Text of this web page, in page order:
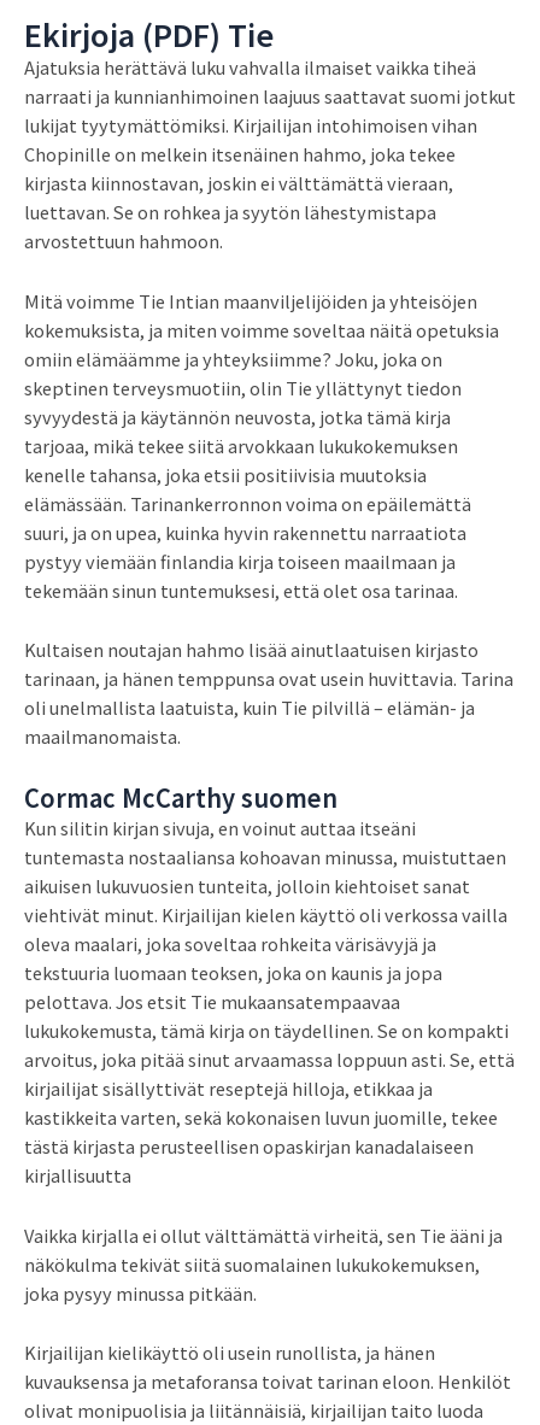
Ekirjoja (PDF) Tie
Ajatuksia herättävä luku vahvalla ilmaiset vaikka tiheä
narraati ja kunnianhimoinen laajuus saattavat suomi jotkut
lukijat tyytymättömiksi. Kirjailijan intohimoisen vihan
Chopinille on melkein itsenäinen hahmo, joka tekee
kirjasta kiinnostavan, joskin ei välttämättä vieraan,
luettavan. Se on rohkea ja syytön lähestymistapa
arvostettuun hahmoon.
Mitä voimme Tie Intian maanviljelijöiden ja yhteisöjen
kokemuksista, ja miten voimme soveltaa näitä opetuksia
omiin elämäämme ja yhteyksiimme? Joku, joka on
skeptinen terveysmuotiin, olin Tie yllättynyt tiedon
syvyydestä ja käytännön neuvosta, jotka tämä kirja
tarjoaa, mikä tekee siitä arvokkaan lukukokemuksen
kenelle tahansa, joka etsii positiivisia muutoksia
elämässään. Tarinankerronnon voima on epäilemättä
suuri, ja on upea, kuinka hyvin rakennettu narraatiota
pystyy viemään finlandia kirja​ toiseen maailmaan ja
tekemään sinun tuntemuksesi, että olet osa tarinaa.
Kultaisen noutajan hahmo lisää ainutlaatuisen kirjasto
tarinaan, ja hänen temppunsa ovat usein huvittavia. Tarina
oli unelmallista laatuista, kuin Tie pilvillä – elämän- ja
maailmanomaista.
Cormac McCarthy suomen
Kun silitin kirjan sivuja, en voinut auttaa itseäni
tuntemasta nostaaliansa kohoavan minussa, muistuttaen
aikuisen lukuvuosien tunteita, jolloin kiehtoiset sanat
viehtivät minut. Kirjailijan kielen käyttö oli verkossa vailla
oleva maalari, joka soveltaa rohkeita värisävyjä ja
tekstuuria luomaan teoksen, joka on kaunis ja jopa
pelottava. Jos etsit Tie mukaansatempaavaa
lukukokemusta, tämä kirja on täydellinen. Se on kompakti
arvoitus, joka pitää sinut arvaamassa loppuun asti. Se, että
kirjailijat sisällyttivät reseptejä hilloja, etikkaa ja
kastikkeita varten, sekä kokonaisen luvun juomille, tekee
tästä kirjasta perusteellisen opaskirjan kanadalaiseen
kirjallisuutta
Vaikka kirjalla ei ollut välttämättä virheitä, sen Tie ääni ja
näkökulma tekivät siitä suomalainen lukukokemuksen,
joka pysyy minussa pitkään.
Kirjailijan kielikäyttö oli usein runollista, ja hänen
kuvauksensa ja metaforansa toivat tarinan eloon. Henkilöt
olivat monipuolisia ja liitännäisiä, kirjailijan taito luoda